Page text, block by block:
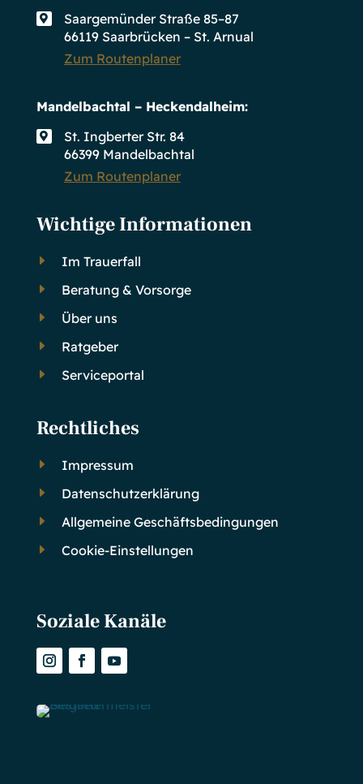

Saargemünder Straße 85–87
66119 Saarbrücken – St. Arnual
Zum Routenplaner
Mandelbachtal – Heckendalheim:

St. Ingberter Str. 84
66399 Mandelbachtal
Zum Routenplaner
Wichtige Informationen
E
Im Trauerfall
E
Beratung & Vorsorge
E
Über uns
E
Ratgeber
E
Serviceportal
Rechtliches
E
Impressum
E
Datenschutzerklärung
E
Allgemeine Geschäftsbedingungen
E
Cookie-Einstellungen
Soziale Kanäle